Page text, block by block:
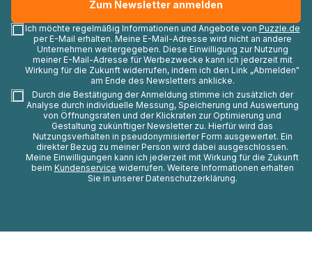
Ich möchte regelmäßig Informationen und Angebote von Puzzle.de
per E-Mail erhalten. Meine E-Mail-Adresse wird nicht an andere
Unternehmen weitergegeben. Diese Einwilligung zur Nutzung
meiner E-Mail-Adresse für Werbezwecke kann ich jederzeit mit
Wirkung für die Zukunft widerrufen, indem ich den Link „Abmelden"
am Ende des Newsletters anklicke.
Durch die Bestätigung der Anmeldung stimme ich zusätzlich der
Analyse durch individuelle Messung, Speicherung und Auswertung
von Öffnungsraten und der Klickraten zur Optimierung und
Gestaltung zukünftiger Newsletter zu. Hierfür wird das
Nutzungsverhalten in pseudonymisierter Form ausgewertet. Ein
direkter Bezug zu meiner Person wird dabei ausgeschlossen.
Meine Einwilligungen kann ich jederzeit mit Wirkung für die Zukunft
beim Kundenservice widerrufen. Weitere Informationen erhalten
Sie in unserer Datenschutzerklärung.